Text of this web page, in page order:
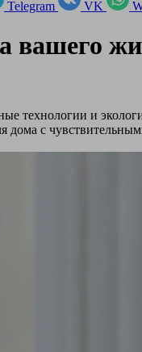
Telegram VK
вашего
технологии и
дома с